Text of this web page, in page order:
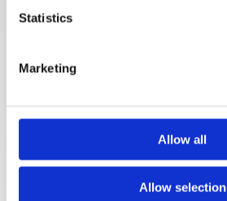
Statistics
Marketing
Allow all
Allow selection